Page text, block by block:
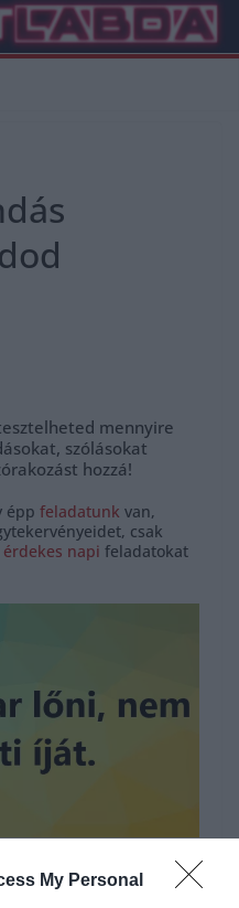
My Personal
mennyire
szólásokat
hozzá!
épp feladatunk van,
csak
napi feladatokat